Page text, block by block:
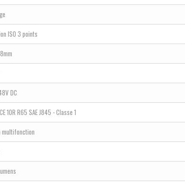
ISO 3 points
DC
10R R65 SAE J845 - Classe 1
multifonction